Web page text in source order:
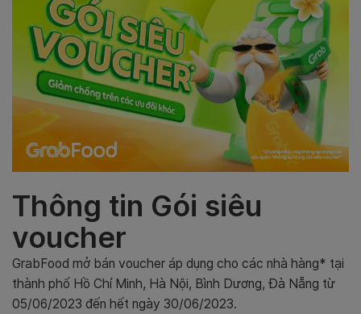
Thông tin Gói siêu
voucher
GrabFood mở bán voucher áp dụng cho các nhà hàng* tại
thành phố Hồ Chí Minh, Hà Nội, Bình Dương, Đà Nẵng từ
05/06/2023 đến hết ngày 30/06/2023.